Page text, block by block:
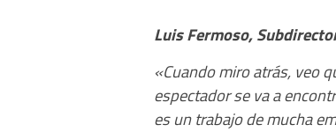
Luis Fermoso,
«Cuando miro atrás, veo
espectador se va a
es un trabajo de mucha